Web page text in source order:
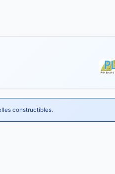
constructibles.